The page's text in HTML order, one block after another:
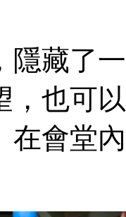
隱藏了
，也可
在會堂